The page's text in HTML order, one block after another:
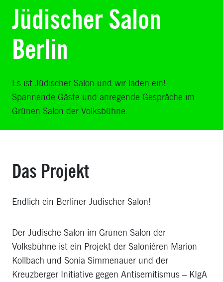
Jüdischer Salon
Berlin
Es ist Jüdischer Salon und wir laden ein!
Spannende Gäste und anregende Gespräche im
Grünen Salon der Volksbühne.
Das Projekt
Endlich ein Berliner Jüdischer Salon!
Der Jüdische Salon im Grünen Salon der
Volksbühne ist ein Projekt der Salonièren Marion
Kollbach und Sonia Simmenauer und der
Kreuzberger Initiative gegen Antisemitismus – KIgA